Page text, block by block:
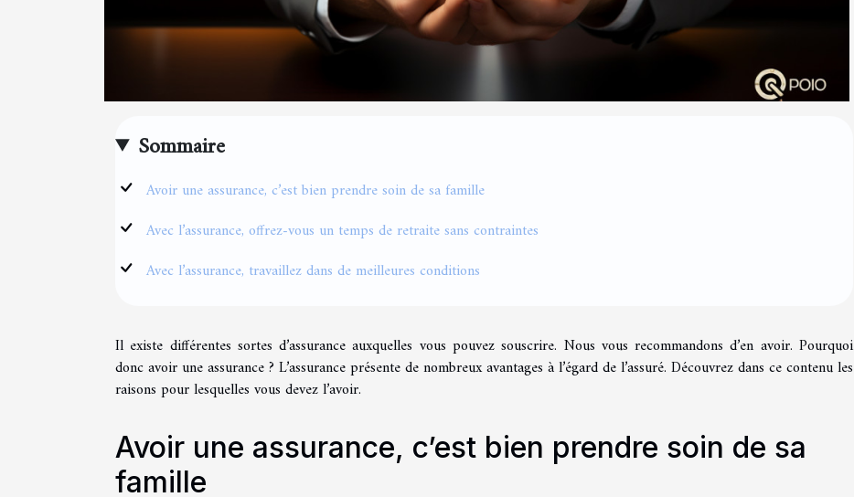
Sommaire
Avoir une assurance, c’est bien prendre soin de sa famille
Avec l’assurance, offrez-vous un temps de retraite sans contraintes
Avec l’assurance, travaillez dans de meilleures conditions
Il existe différentes sortes d’assurance auxquelles vous pouvez souscrire. Nous vous recommandons d’en avoir. Pourquoi
donc avoir une assurance ? L’assurance présente de nombreux avantages à l’égard de l’assuré. Découvrez dans ce contenu les
raisons pour lesquelles vous devez l’avoir.
Avoir une assurance, c’est bien prendre soin de sa
famille